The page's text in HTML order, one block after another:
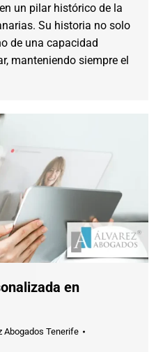
un pilar histórico de la
Su historia no solo
de una capacidad
manteniendo siempre el
en
Abogados Tenerife